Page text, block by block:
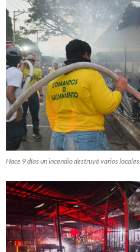
Hace 9 días un incendio destruyó varios